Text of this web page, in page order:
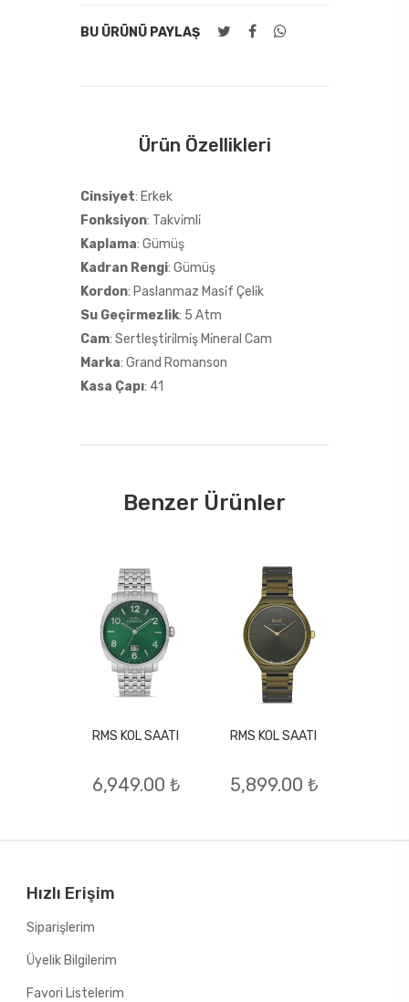
BU ÜRÜNÜ PAYLAŞ
Ürün Özellikleri
Cinsiyet: Erkek
Fonksiyon: Takvi̇mli̇
Kaplama: Gümüş
Kadran Rengi: Gümüş
Kordon: Paslanmaz Masi̇f Çeli̇k
Su Geçirmezlik: 5 Atm
Cam: Sertleşti̇ri̇lmi̇ş Mi̇neral Cam
Marka: Grand Romanson
Kasa Çapı: 41
Benzer Ürünler
RMS KOL SAATI
6,949.00 ₺
RMS KOL SAATI
5,899.00 ₺
Hızlı Erişim
Siparişlerim
Üyelik Bilgilerim
Favori Listelerim